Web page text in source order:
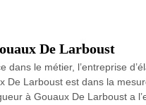
De Larboust
dans le métier, l’entreprise
De Larboust est dans la
à Gouaux De Larboust a